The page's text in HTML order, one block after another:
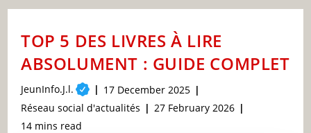
TOP 5 DES LIVRES À LIRE
ABSOLUMENT : GUIDE COMPLET
Post
author:
JeunInfo.J.l.
Post
published:
17 December 2025
Post
category:
Réseau social d'actualités
Post
27 February 2026
Reading
14 mins read